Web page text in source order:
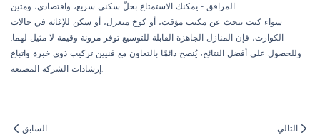
المرافق - يمكنك الاستمتاع بحلّ سكني سريع، واقتصادي، ومتين.
سواء كنت تبحث عن مكتب مؤقت، أو كوخ منعزل، أو سكن للإغاثة في حالات
الكوارث، فإن المنازل الجاهزة القابلة للتوسيع توفر مرونة وقيمة لا مثيل لهما.
وللحصول على أفضل النتائج، يُنصح دائمًا بالتعاون مع فنيين تركيب ذوي خبرة واتباع
إرشادات الشركة المصنعة.
السابق التالي